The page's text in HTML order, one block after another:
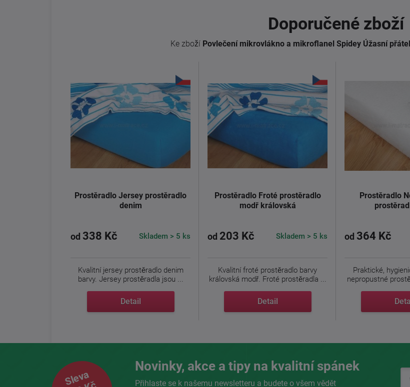
Doporučené zboží
Ke zboží Povlečení mikrovlákno a mikroflanel Spidey Úžasní
Prostěradlo Jersey prostěradlo
denim
od 338 Kč Skladem > 5 ks
Kvalitní jersey prostěradlo denim
barvy. Jersey prostěradla jsou ...
Detail
Prostěradlo Froté prostěradlo
modř královská
od 203 Kč Skladem > 5 ks
Kvalitní froté prostěradlo barvy
královská modř. Froté prostěradla ...
Detail
Prostěradlo
od 364 Kč
Praktické,
nepropustné
Sleva
Novinky, akce a tipy na kvalitní spánek
Přihlaste se k našemu newsletteru a budete o všem vědět